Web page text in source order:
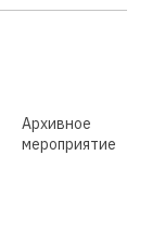
Архивное
мероприятие